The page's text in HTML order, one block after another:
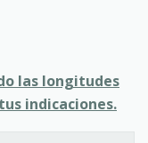
las longitudes
indicaciones.